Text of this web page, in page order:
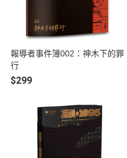
報導者事件簿002：神木下的罪
行
$299